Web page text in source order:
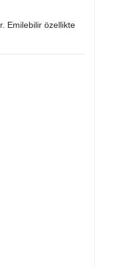
Emilebilir özellikte